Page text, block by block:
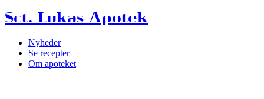
Sct. Lukas Apotek
Nyheder
Se recepter
Om apoteket